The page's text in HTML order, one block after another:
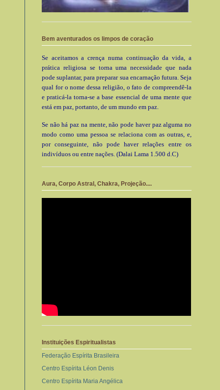
Bem aventurados os limpos de coração
Se aceitamos a crença numa continuação da vida, a
prática religiosa se torna uma necessidade que nada
pode suplantar, para preparar sua encarnação futura. Seja
qual for o nome dessa religião, o fato de compreendê-la
e praticá-la torna-se a base essencial de uma mente que
está em paz, portanto, de um mundo em paz.
Se não há paz na mente, não pode haver paz alguma no
modo como uma pessoa se relaciona com as outras, e,
por conseguinte, não pode haver relações entre os
indivíduos ou entre nações. (Dalai Lama 1.500 d.C)
Aura, Corpo Astral, Chakra, Projeção....
Instituições Espiritualistas
Federação Espírita Brasileira
Centro Espírita Léon Denis
Centro Espírita Maria Angélica